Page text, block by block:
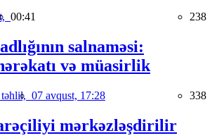
00:41 238
salnaməsi:
və müasirlik
təhlil, 07 avqust, 17:28 338
mərkəzləşdirilir